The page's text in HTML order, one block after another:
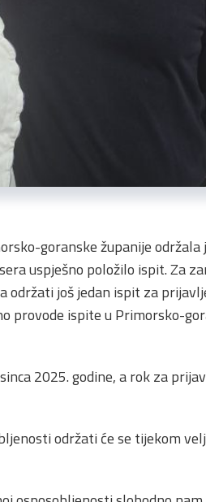
goranske županije
uspješno položilo ispit. Za
održati još jedan ispit za
provode ispite u Primorsko-
2025. godine, a rok za
održati će se tijekom